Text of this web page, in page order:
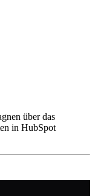
über das
in HubSpot